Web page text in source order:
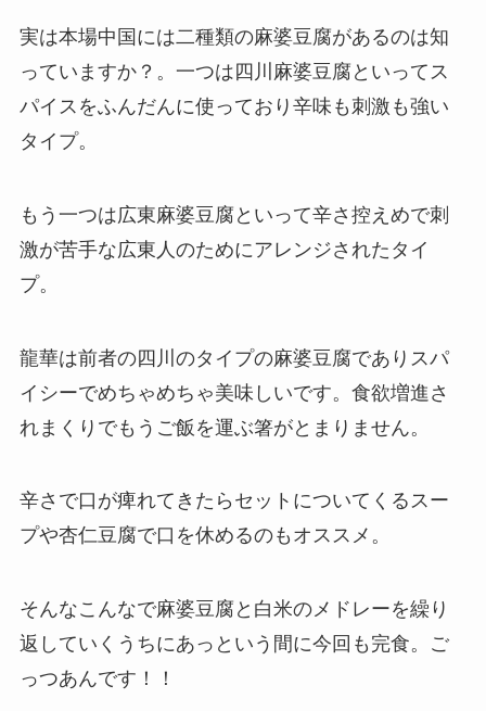
実は本場中国には二種類の麻婆豆腐があるのは知
っていますか？。一つは四川麻婆豆腐といってス
パイスをふんだんに使っており辛味も刺激も強い
タイプ。
もう一つは広東麻婆豆腐といって辛さ控えめで刺
激が苦手な広東人のためにアレンジされたタイ
プ。
龍華は前者の四川のタイプの麻婆豆腐でありスパ
イシーでめちゃめちゃ美味しいです。食欲増進さ
れまくりでもうご飯を運ぶ箸がとまりません。
辛さで口が痺れてきたらセットについてくるスー
プや杏仁豆腐で口を休めるのもオススメ。
そんなこんなで麻婆豆腐と白米のメドレーを繰り
返していくうちにあっという間に今回も完食。ご
っつあんです！！